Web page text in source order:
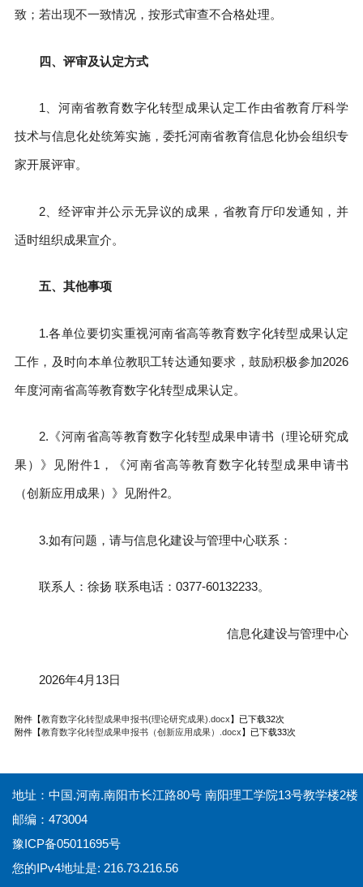
致；若出现不一致情况，按形式审查不合格处理。
四、评审及认定方式
1、河南省教育数字化转型成果认定工作由省教育厅科学
技术与信息化处统筹实施，委托河南省教育信息化协会组织专
家开展评审。
2、经评审并公示无异议的成果，省教育厅印发通知，并
适时组织成果宣介。
五、其他事项
1.各单位要切实重视河南省高等教育数字化转型成果认定
工作，及时向本单位教职工转达通知要求，鼓励积极参加2026
年度河南省高等教育数字化转型成果认定。
2.《河南省高等教育数字化转型成果申请书（理论研究成
果）》见附件1，《河南省高等教育数字化转型成果申请书
（创新应用成果）》见附件2。
3.如有问题，请与信息化建设与管理中心联系：
联系人：徐扬 联系电话：0377-60132233。
信息化建设与管理中心
2026年4月13日
附件【教育数字化转型成果申报书(理论研究成果).docx】已下载32次
附件【教育数字化转型成果申报书（创新应用成果）.docx】已下载33次
地址：中国.河南.南阳市长江路80号 南阳理工学院13号教学楼2楼
邮编：473004
豫ICP备05011695号
您的IPv4地址是: 216.73.216.56